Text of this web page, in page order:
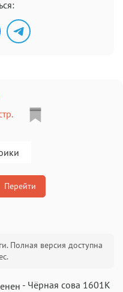
Перейти
Полная версия доступна
- Чёрная сова 1601K